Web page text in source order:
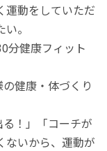
運動をしていただ
。
分健康フィット
健康・体づくり
！」「コーチが
ないから、運動が